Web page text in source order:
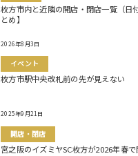
枚方市内と近隣の開店・閉店一覧（日
とめ】
2026年8月3日
イベント
枚方市駅中央改札前の先が見えない
2025年9月21日
開店・閉店
宮之阪のイズミヤSC枚方が2026年春